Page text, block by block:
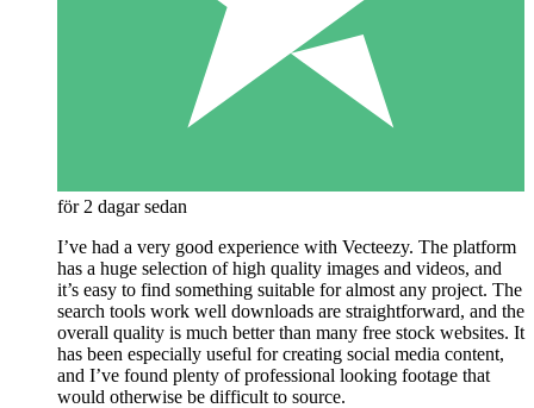
för 2 dagar sedan
I’ve had a very good experience with Vecteezy. The platform
has a huge selection of high quality images and videos, and
it’s easy to find something suitable for almost any project. The
search tools work well downloads are straightforward, and the
overall quality is much better than many free stock websites. It
has been especially useful for creating social media content,
and I’ve found plenty of professional looking footage that
would otherwise be difficult to source.